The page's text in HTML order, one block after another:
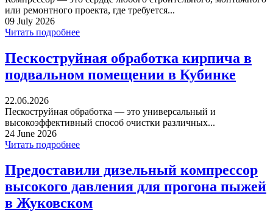
или ремонтного проекта, где требуется...
09 July 2026
Читать подробнее
Пескоструйная обработка кирпича в
подвальном помещении в Кубинке
22.06.2026
Пескоструйная обработка — это универсальный и
высокоэффективный способ очистки различных...
24 June 2026
Читать подробнее
Предоставили дизельный компрессор
высокого давления для прогона пыжей
в Жуковском